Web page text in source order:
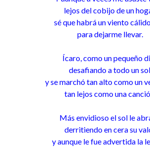
lejos del cobijo de un
sé que habrá un viento
para dejarme llevar.
Ícaro, como un pequeño
desafiando a todo un
y se marchó tan alto como un
tan lejos como una
Más envidioso el sol le
derritiendo en cera su
y aunque le fue advertida la